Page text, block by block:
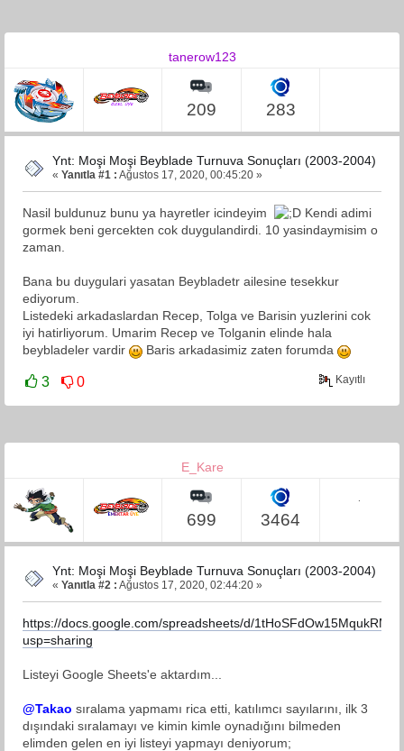
tanerow123
209 283
Ynt: Moşi Moşi Beyblade Turnuva Sonuçları (2003-2004)
« Yanıtla #1 : Ağustos 17, 2020, 00:45:20 »
Nasil buldunuz bunu ya hayretler icindeyim
Kendi adimi
gormek beni gercekten cok duygulandirdi. 10 yasindaymisim o
zaman.
Bana bu duygulari yasatan Beybladetr ailesine tesekkur
ediyorum.
Listedeki arkadaslardan Recep, Tolga ve Barisin yuzlerini cok
iyi hatirliyorum. Umarim Recep ve Tolganin elinde hala
beybladeler vardir
Baris arkadasimiz zaten forumda
3 0 Kayıtlı
E_Kare
699 3464
.
Ynt: Moşi Moşi Beyblade Turnuva Sonuçları (2003-2004)
« Yanıtla #2 : Ağustos 17, 2020, 02:44:20 »
https://docs.google.com/spreadsheets/d/
usp=sharing
Listeyi Google Sheets'e aktardım...
@Takao sıralama yapmamı rica etti, katılımcı sayılarını, ilk 3
dışındaki sıralamayı ve kimin kimle oynadığını bilmeden
elimden gelen en iyi listeyi yapmayı deniyorum;